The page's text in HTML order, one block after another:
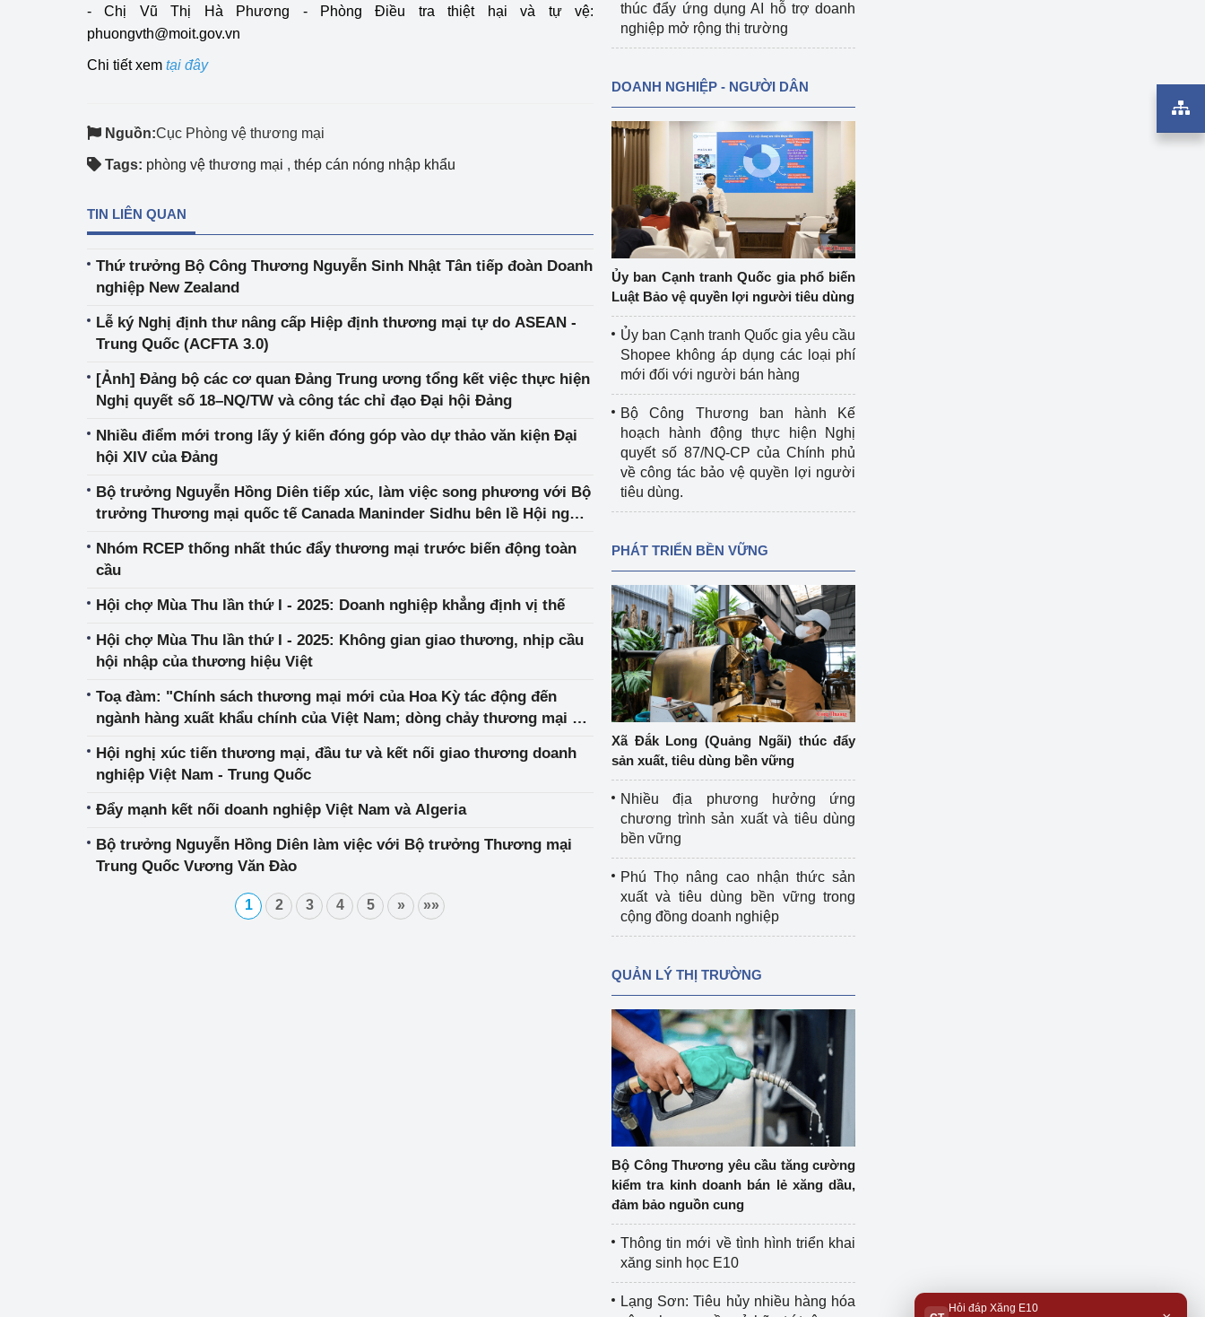
- Chị Vũ Thị Hà Phương - Phòng Điều tra thiệt hại và tự vệ:
phuongvth@moit.gov.vn
Chi tiết xem tại đây
Nguồn:Cục Phòng vệ thương mại
Tags: phòng vệ thương mại , thép cán nóng nhập khẩu
TIN LIÊN QUAN
Thứ trưởng Bộ Công Thương Nguyễn Sinh Nhật Tân tiếp đoàn Doanh
nghiệp New Zealand
Lễ ký Nghị định thư nâng cấp Hiệp định thương mại tự do ASEAN -
Trung Quốc (ACFTA 3.0)
[Ảnh] Đảng bộ các cơ quan Đảng Trung ương tổng kết việc thực hiện
Nghị quyết số 18–NQ/TW và công tác chỉ đạo Đại hội Đảng
Nhiều điểm mới trong lấy ý kiến đóng góp vào dự thảo văn kiện Đại
hội XIV của Đảng
Bộ trưởng Nguyễn Hồng Diên tiếp xúc, làm việc song phương với Bộ
trưởng Thương mại quốc tế Canada Maninder Sidhu bên lề Hội nghị
Nhóm RCEP thống nhất thúc đẩy thương mại trước biến động toàn
cầu
Hội chợ Mùa Thu lần thứ I - 2025: Doanh nghiệp khẳng định vị thế
Hội chợ Mùa Thu lần thứ I - 2025: Không gian giao thương, nhịp cầu
hội nhập của thương hiệu Việt
Toạ đàm: "Chính sách thương mại mới của Hoa Kỳ tác động đến
ngành hàng xuất khẩu chính của Việt Nam; dòng chảy thương mại và
Hội nghị xúc tiến thương mại, đầu tư và kết nối giao thương doanh
nghiệp Việt Nam - Trung Quốc
Đẩy mạnh kết nối doanh nghiệp Việt Nam và Algeria
Bộ trưởng Nguyễn Hồng Diên làm việc với Bộ trưởng Thương mại
Trung Quốc Vương Văn Đào
1 2 3 4 5 » »»
thúc đẩy ứng dụng AI hỗ trợ doanh
nghiệp mở rộng thị trường
DOANH NGHIỆP - NGƯỜI DÂN
Ủy ban Cạnh tranh Quốc gia phổ biến
Luật Bảo vệ quyền lợi người tiêu dùng
Ủy ban Cạnh tranh Quốc gia yêu cầu
Shopee không áp dụng các loại phí
mới đối với người bán hàng
Bộ Công Thương ban hành Kế
hoạch hành động thực hiện Nghị
quyết số 87/NQ-CP của Chính phủ
về công tác bảo vệ quyền lợi người
tiêu dùng.
PHÁT TRIỂN BỀN VỮNG
Xã Đắk Long (Quảng Ngãi) thúc đẩy
sản xuất, tiêu dùng bền vững
Nhiều địa phương hưởng ứng
chương trình sản xuất và tiêu dùng
bền vững
Phú Thọ nâng cao nhận thức sản
xuất và tiêu dùng bền vững trong
cộng đồng doanh nghiệp
QUẢN LÝ THỊ TRƯỜNG
Bộ Công Thương yêu cầu tăng cường
kiểm tra kinh doanh bán lẻ xăng dầu,
đảm bảo nguồn cung
Thông tin mới về tình hình triển khai
xăng sinh học E10
Lạng Sơn: Tiêu hủy nhiều hàng hóa
Hỏi đáp Xăng E10